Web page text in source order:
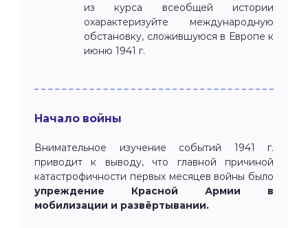
из курса всеобщей истории
охарактеризуйте международную
обстановку, сложившуюся в Европе к
июню 1941 г.
Начало войны
Внимательное изучение событий 1941 г.
приводит к выводу, что главной причиной
катастрофичности первых месяцев войны было
упреждение Красной Армии в
мобилизации и развёртывании.